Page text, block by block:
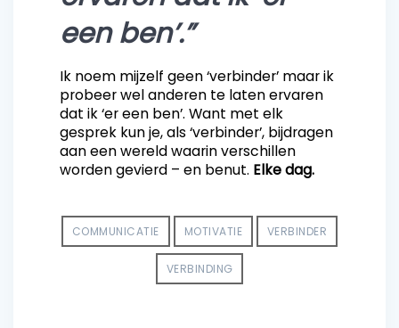
een ben’.”
Ik noem mijzelf geen ‘verbinder’ maar ik
probeer wel anderen te laten ervaren
dat ik ‘er een ben’. Want met elk
gesprek kun je, als ‘verbinder’, bijdragen
aan een wereld waarin verschillen
worden gevierd – en benut. Elke dag.
COMMUNICATIE MOTIVATIE VERBINDER
VERBINDING